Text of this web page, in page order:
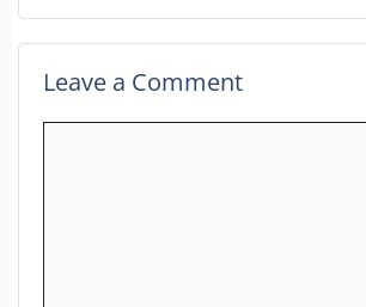
Leave a Comment